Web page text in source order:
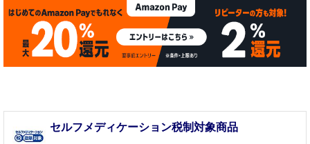
セルフメディケーション税制対象商品